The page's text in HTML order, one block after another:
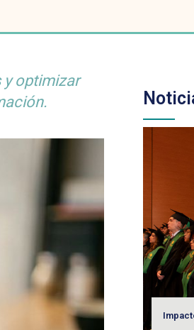
y optimizar